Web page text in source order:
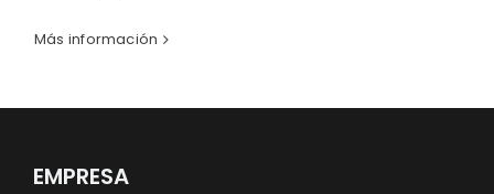
Más información
EMPRESA